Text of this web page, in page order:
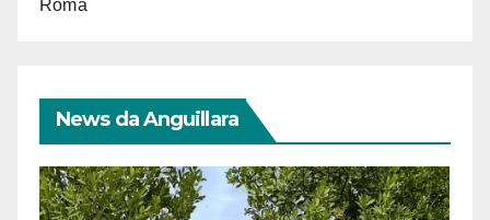
Roma
News da Anguillara